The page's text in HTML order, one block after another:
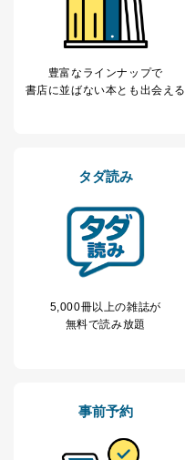
豊富なラインナップで
書店に並ばない本とも出会える
タダ読み
5,000冊以上の雑誌が
無料で読み放題
事前予約